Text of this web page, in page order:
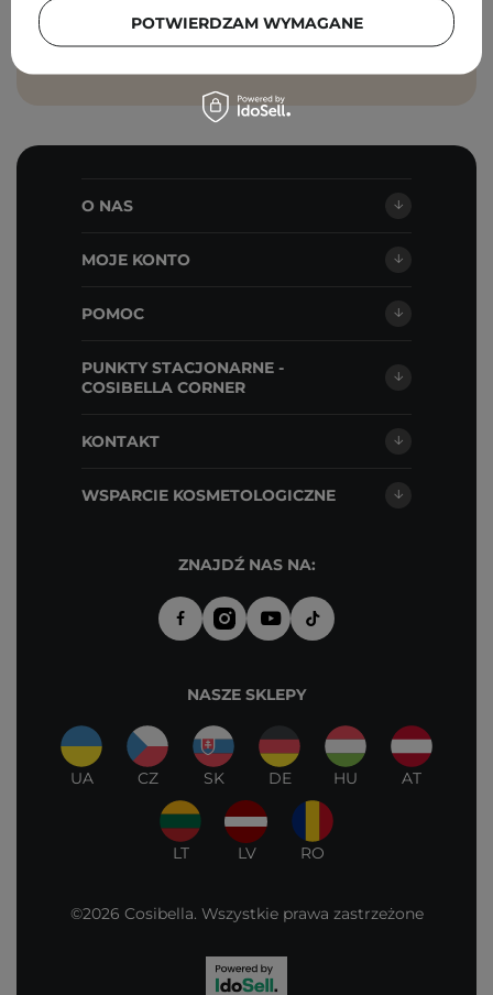
prywatności.
ZAPISZ SIĘ
O NAS
MOJE KONTO
POMOC
PUNKTY STACJONARNE -
COSIBELLA CORNER
KONTAKT
WSPARCIE KOSMETOLOGICZNE
ZNAJDŹ NAS NA:
NASZE SKLEPY
UA CZ SK DE HU AT
LT LV RO
©2026 Cosibella. Wszystkie prawa zastrzeżone
POTWIERDZAM WYMAGANE